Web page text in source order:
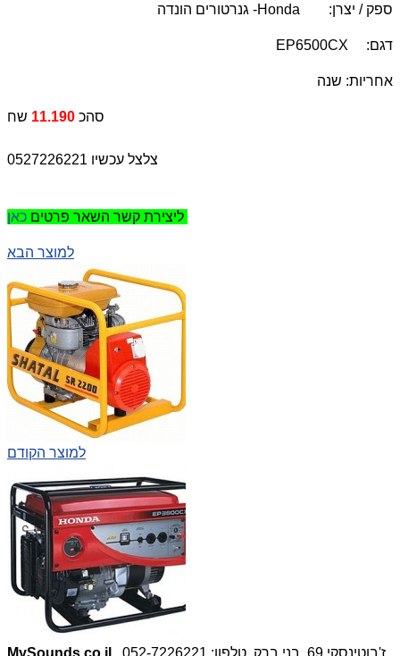
ספק / יצרן: Honda- גנרטורים הונדה
דגם: EP6500CX
אחריות: שנה
סהכ 11.190 שח
צלצל עכשיו 0527226221
ליצירת קשר השאר פרטים
למוצר הבא
למוצר הקודם
MySounds.co.il